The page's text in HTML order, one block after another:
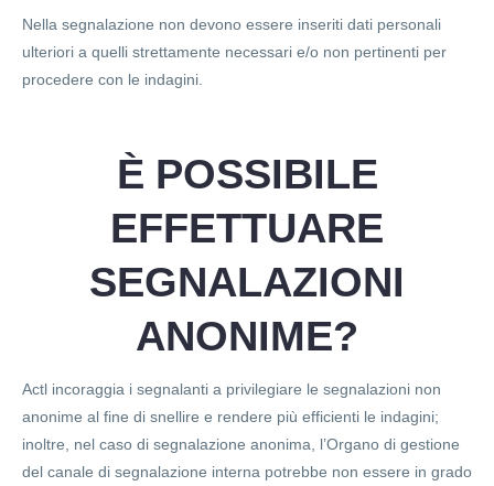
Nella segnalazione non devono essere inseriti dati personali
ulteriori a quelli strettamente necessari e/o non pertinenti per
procedere con le indagini.
È POSSIBILE
EFFETTUARE
SEGNALAZIONI
ANONIME?
Actl incoraggia i segnalanti a privilegiare le segnalazioni non
anonime al fine di snellire e rendere più efficienti le indagini;
inoltre, nel caso di segnalazione anonima, l’Organo di gestione
del canale di segnalazione interna potrebbe non essere in grado